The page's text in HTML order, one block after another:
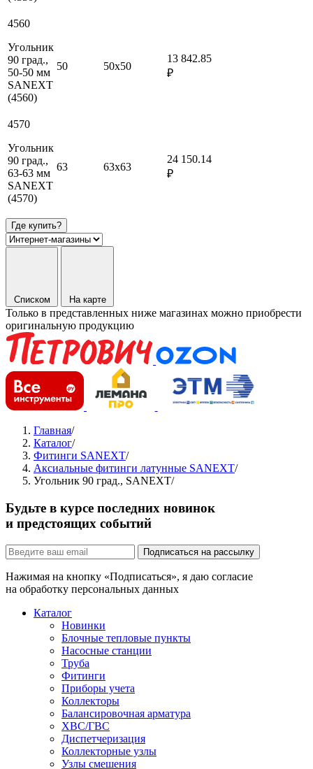
4560
Угольник
90 град.,
50-50 мм
SANEXT
(4560)
50 50х50
13 842.85
₽
4570
Угольник
90 град.,
63-63 мм
SANEXT
(4570)
63 63х63
24 150.14
₽
Где купить?
Списком На карте
Только в представленных ниже магазинах можно приобрести
оригинальную продукцию
Главная/
Каталог/
Фитинги SANEXT/
Аксиальные фитинги латунные SANEXT/
Угольник 90 град., SANEXT/
Будьте в курсе последних новинок
и предстоящих событий
Подписаться на рассылку
Нажимая на кнопку «Подписаться», я даю согласие
на обработку персональных данных
Каталог
Новинки
Блочные тепловые пункты
Насосные станции
Труба
Фитинги
Приборы учета
Коллекторы
Балансировочная арматура
ХВС/ГВС
Диспетчеризация
Коллекторные узлы
Узлы смешения